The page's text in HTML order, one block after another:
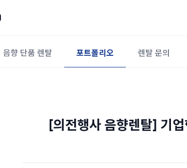
음향 단품 렌탈 포트폴리오 렌탈 문의
[의전행사 음향렌탈] 기